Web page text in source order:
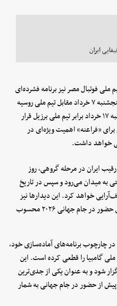
ایران
ملی فوتبال مصر نیز برنامه فشرده‌ای
در پیش دارد؛ به‌طوری که این تیم روز پنجشنبه ۷ خرداد مقابل تیم ملی روسیه
صف‌آرایی می‌کند و در ادامه، روز یکشنبه ۱۷ خرداد برابر تیم ملی برزیل قرار
«فراعنه» اهمیت ویژه‌ای در
خواهد داشت.
ایران در مرحله گروهی، روز
هائیتی به میدان می‌رود و سپس در تاریخ
صف‌آرایی خواهد کرد. این دیدارها نیز
بخشی از برنامه آماده‌سازی این تیم برای حضور در جام جهانی ۲۰۲۶ محسوب
در چارچوب برنامه‌های آماده‌سازی خود،
ملی گامبیا را قطعی کرده است. این
روز جمعه ۸ خرداد برگزار شود و به عنوان یکی از جدی‌ترین
از حضور در جام جهانی به شمار